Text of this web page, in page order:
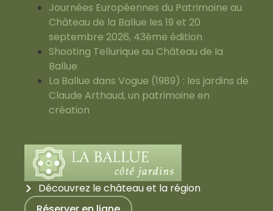
Journées Européennes du Patrimoine au
Château de la Ballue les 19 et 20
septembre 2026, 43ème édition
Shooting Tellurique au Château de la
Ballue
La Ballue dans Vogue (1989) : les jardins de
Claude Arthaud, un patrimoine en
création
Découvrez le château et la région